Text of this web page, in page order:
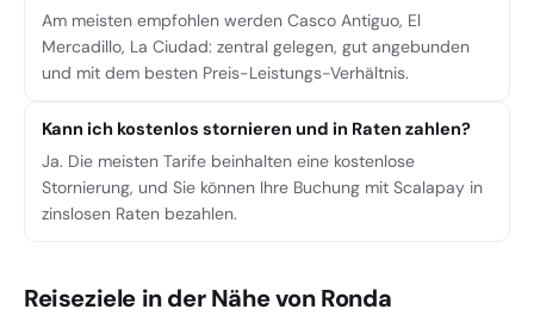
Am meisten empfohlen werden Casco Antiguo, El
Mercadillo, La Ciudad: zentral gelegen, gut angebunden
und mit dem besten Preis-Leistungs-Verhältnis.
Kann ich kostenlos stornieren und in Raten zahlen?
Ja. Die meisten Tarife beinhalten eine kostenlose
Stornierung, und Sie können Ihre Buchung mit Scalapay in
zinslosen Raten bezahlen.
Reiseziele in der Nähe von Ronda